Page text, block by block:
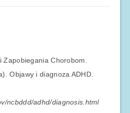
Zapobiegania Chorobom.
Objawy i diagnoza ADHD.
ncbddd/adhd/diagnosis.html